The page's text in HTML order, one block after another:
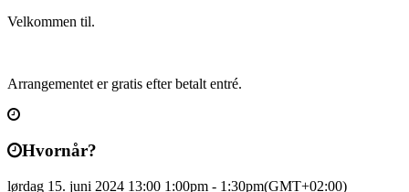
Velkommen til.
Arrangementet er gratis efter betalt entré.
Hvornår?
lørdag 15. juni 2024 13:00 1:00pm - 1:30pm(GMT+02:00)